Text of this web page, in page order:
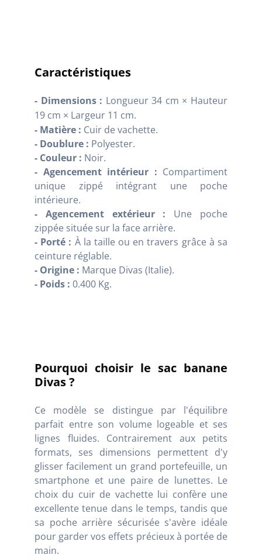
Caractéristiques
- Dimensions : Longueur 34 cm × Hauteur
19 cm × Largeur 11 cm.
- Matière : Cuir de vachette.
- Doublure : Polyester.
- Couleur : Noir.
- Agencement intérieur : Compartiment
unique zippé intégrant une poche
intérieure.
- Agencement extérieur : Une poche
zippée située sur la face arrière.
- Porté : À la taille ou en travers grâce à sa
ceinture réglable.
- Origine : Marque Divas (Italie).
- Poids : 0.400 Kg.
Pourquoi choisir le sac banane
Divas ?
Ce modèle se distingue par l'équilibre
parfait entre son volume logeable et ses
lignes fluides. Contrairement aux petits
formats, ses dimensions permettent d'y
glisser facilement un grand portefeuille, un
smartphone et une paire de lunettes. Le
choix du cuir de vachette lui confère une
excellente tenue dans le temps, tandis que
sa poche arrière sécurisée s'avère idéale
pour garder vos effets précieux à portée de
main.